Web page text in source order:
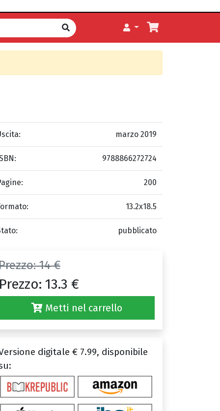
marzo 2019
9788866272724
200
13.2x18.5
pubblicato
14 €
13.3 €
Metti nel carrello
digitale € 7.99, disponibile